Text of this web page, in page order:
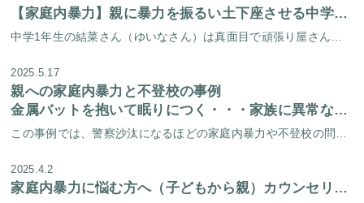
【家庭内暴力】親に暴力を振るい土下座させる中学生の女の子
2025.5.17
親への家庭内暴力と不登校の事例
金属バットを抱いて眠りにつく・・・家族に異常な警戒心を持つ子
2025.4.2
家庭内暴力に悩む方へ（子どもから親）カウンセリングで解決を目指す【家族療法】